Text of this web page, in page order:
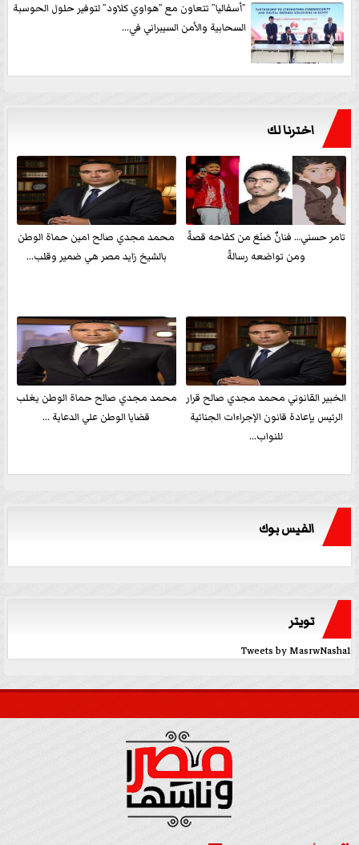
”أسفاليا” تتعاون مع ”هواوي كلاود” لتوفير حلول الحوسبة
السحابية والأمن السيبراني في...
اخترنا لك
تامر حسني… فنانٌ صَنَعَ من كفاحه قصةً
ومن تواضعه رسالةً
محمد مجدي صالح امين حماة الوطن
بالشيخ زايد مصر هي ضمير وقلب...
الخبير القانوني محمد مجدي صالح قرار
الرئيس بإعادة قانون الإجراءات الجنائية
للنواب...
محمد مجدي صالح حماة الوطن يغلب
قضايا الوطن علي الدعاية ...
الفيس بوك
تويتر
Tweets by MasrwNasha1